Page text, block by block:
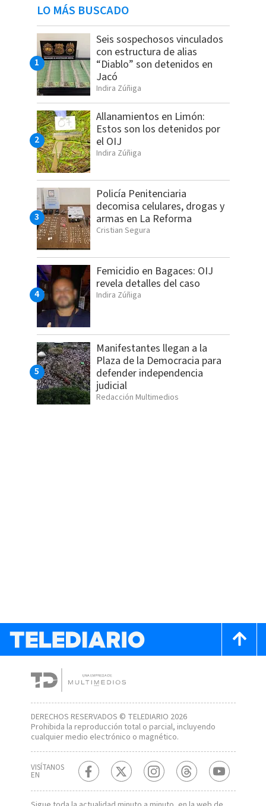
LO MÁS BUSCADO
Seis sospechosos vinculados
con estructura de alias
“Diablo” son detenidos en
Jacó
Indira Zúñiga
Allanamientos en Limón:
Estos son los detenidos por
el OIJ
Indira Zúñiga
Policía Penitenciaria
decomisa celulares, drogas y
armas en La Reforma
Cristian Segura
Femicidio en Bagaces: OIJ
revela detalles del caso
Indira Zúñiga
Manifestantes llegan a la
Plaza de la Democracia para
defender independencia
judicial
Redacción Multimedios
DERECHOS RESERVADOS © TELEDIARIO 2026
Prohibida la reproducción total o parcial, incluyendo
cualquier medio electrónico o magnético.
VISÍTANOS
EN